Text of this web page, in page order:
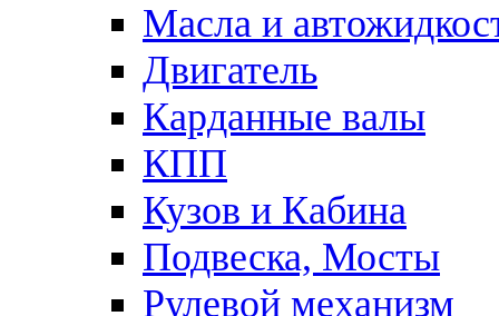
Масла и
Двигатель
Карданные валы
КПП
Кузов и Кабина
Подвеска, Мосты
Рулевой механизм